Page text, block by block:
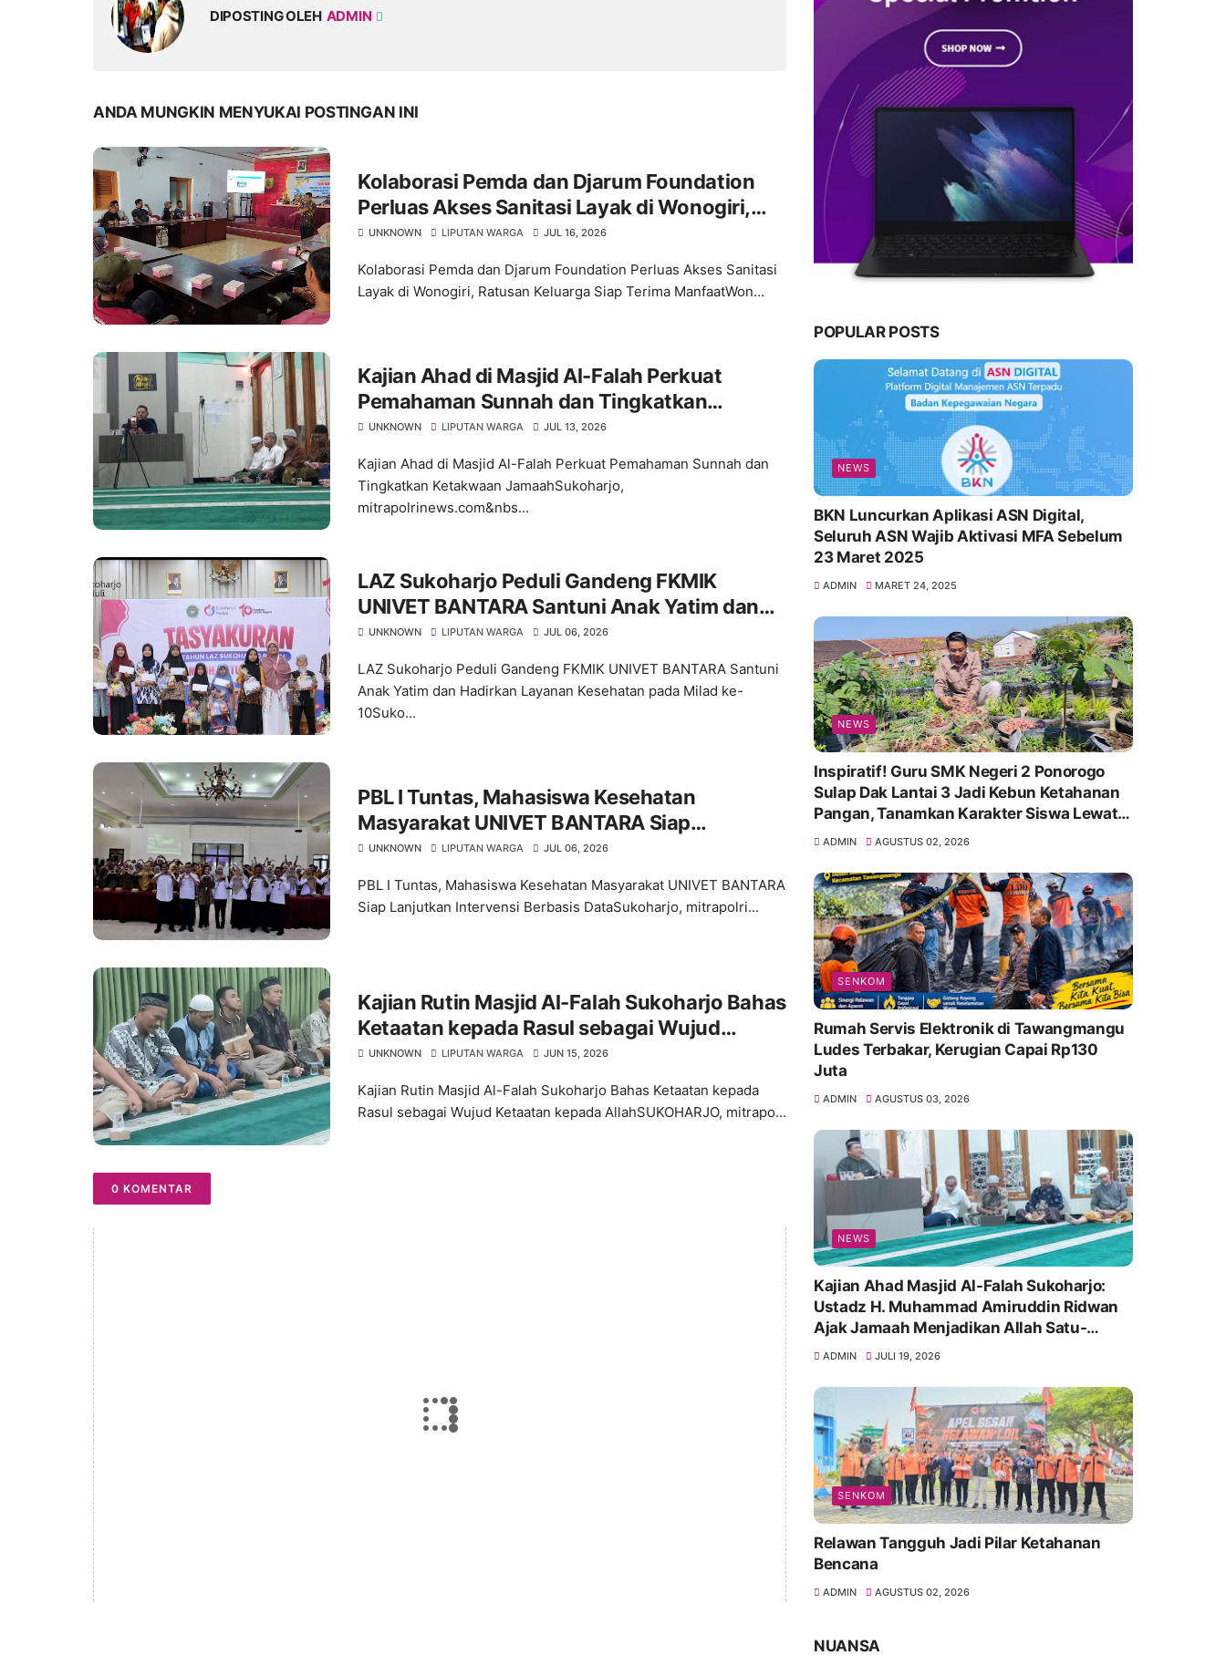
DIPOSTING OLEH ADMIN
ANDA MUNGKIN MENYUKAI POSTINGAN INI
Kolaborasi Pemda dan Djarum Foundation
Perluas Akses Sanitasi Layak di Wonogiri,
Ratusan Keluarga Siap Terima Manfaat
UNKNOWN LIPUTAN WARGA JUL 16, 2026
Kolaborasi Pemda dan Djarum Foundation Perluas Akses Sanitasi
Layak di Wonogiri, Ratusan Keluarga Siap Terima ManfaatWon...
Kajian Ahad di Masjid Al-Falah Perkuat
Pemahaman Sunnah dan Tingkatkan
Ketakwaan Jamaah
UNKNOWN LIPUTAN WARGA JUL 13, 2026
Kajian Ahad di Masjid Al-Falah Perkuat Pemahaman Sunnah dan
Tingkatkan Ketakwaan JamaahSukoharjo,
mitrapolrinews.com&nbs...
LAZ Sukoharjo Peduli Gandeng FKMIK
UNIVET BANTARA Santuni Anak Yatim dan
Hadirkan Layanan Kesehatan pada Milad ke-
UNKNOWN LIPUTAN WARGA JUL 06, 2026
LAZ Sukoharjo Peduli Gandeng FKMIK UNIVET BANTARA Santuni
Anak Yatim dan Hadirkan Layanan Kesehatan pada Milad ke-
10Suko...
PBL I Tuntas, Mahasiswa Kesehatan
Masyarakat UNIVET BANTARA Siap
Lanjutkan Intervensi Berbasis Data
UNKNOWN LIPUTAN WARGA JUL 06, 2026
PBL I Tuntas, Mahasiswa Kesehatan Masyarakat UNIVET BANTARA
Siap Lanjutkan Intervensi Berbasis DataSukoharjo, mitrapolri...
Kajian Rutin Masjid Al-Falah Sukoharjo Bahas
Ketaatan kepada Rasul sebagai Wujud
Ketaatan kepada Allah
UNKNOWN LIPUTAN WARGA JUN 15, 2026
Kajian Rutin Masjid Al-Falah Sukoharjo Bahas Ketaatan kepada
Rasul sebagai Wujud Ketaatan kepada AllahSUKOHARJO, mitrapo...
0 KOMENTAR
POPULAR POSTS
NEWS
BKN Luncurkan Aplikasi ASN Digital,
Seluruh ASN Wajib Aktivasi MFA Sebelum
23 Maret 2025
ADMIN MARET 24, 2025
NEWS
Inspiratif! Guru SMK Negeri 2 Ponorogo
Sulap Dak Lantai 3 Jadi Kebun Ketahanan
Pangan, Tanamkan Karakter Siswa Lewat
Aksi Nyata
ADMIN AGUSTUS 02, 2026
SENKOM
Rumah Servis Elektronik di Tawangmangu
Ludes Terbakar, Kerugian Capai Rp130
Juta
ADMIN AGUSTUS 03, 2026
NEWS
Kajian Ahad Masjid Al-Falah Sukoharjo:
Ustadz H. Muhammad Amiruddin Ridwan
Ajak Jamaah Menjadikan Allah Satu-
Satunya Tempat Bergantung
ADMIN JULI 19, 2026
SENKOM
Relawan Tangguh Jadi Pilar Ketahanan
Bencana
ADMIN AGUSTUS 02, 2026
NUANSA